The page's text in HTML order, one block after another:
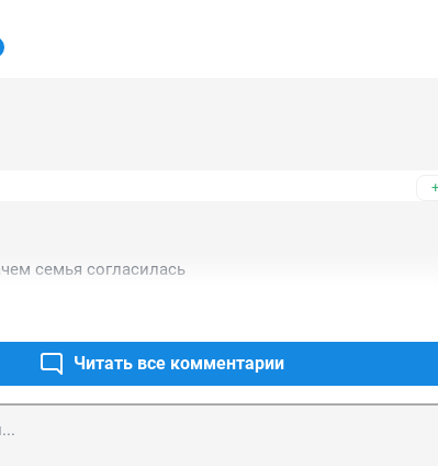
семья согласилась
Читать все комментарии